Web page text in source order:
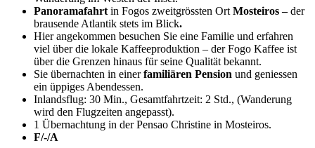
Panoramafahrt in Fogos zweitgrössten Ort Mosteiros –der
brausende Atlantik stets im Blick.
Hier angekommen besuchen Sie eine Familie und erfahren
viel über die lokale Kaffeeproduktion – der Fogo Kaffee ist
über die Grenzen hinaus für seine Qualität bekannt.
Sie übernachten in einerfamiliären Pension und geniessen
ein üppiges Abendessen.
Inlandsflug: 30 Min., Gesamtfahrtzeit: 2 Std., (Wanderung
wird den Flugzeiten angepasst).
1 Übernachtung in der Pensao Christine in Mosteiros.
F/-/A